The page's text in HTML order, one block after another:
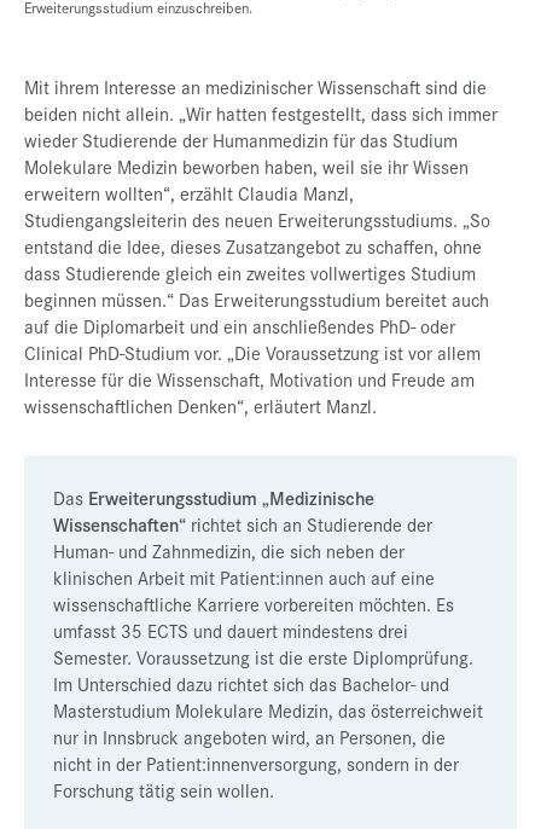
Erweiterungsstudium einzuschreiben.
Mit ihrem Interesse an medizinischer Wissenschaft sind die
beiden nicht allein. „Wir hatten festgestellt, dass sich immer
wieder Studierende der Humanmedizin für das Studium
Molekulare Medizin beworben haben, weil sie ihr Wissen
erweitern wollten“, erzählt Claudia Manzl,
Studiengangsleiterin des neuen Erweiterungsstudiums. „So
entstand die Idee, dieses Zusatzangebot zu schaffen, ohne
dass Studierende gleich ein zweites vollwertiges Studium
beginnen müssen.“ Das Erweiterungsstudium bereitet auch
auf die Diplomarbeit und ein anschließendes PhD- oder
Clinical PhD-Studium vor. „Die Voraussetzung ist vor allem
Interesse für die Wissenschaft, Motivation und Freude am
wissenschaftlichen Denken“, erläutert Manzl.
Das Erweiterungsstudium „Medizinische
Wissenschaften“ richtet sich an Studierende der
Human- und Zahnmedizin, die sich neben der
klinischen Arbeit mit Patient:innen auch auf eine
wissenschaftliche Karriere vorbereiten möchten. Es
umfasst 35 ECTS und dauert mindestens drei
Semester. Voraussetzung ist die erste Diplomprüfung.
Im Unterschied dazu richtet sich das Bachelor- und
Masterstudium Molekulare Medizin, das österreichweit
nur in Innsbruck angeboten wird, an Personen, die
nicht in der Patient:innenversorgung, sondern in der
Forschung tätig sein wollen.